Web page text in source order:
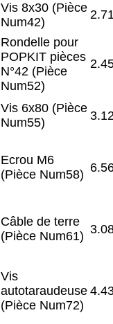
Vis 8x30 (Pièce
Num42)
Rondelle pour
POPKIT pièces
N°42 (Pièce
Num52)
Vis 6x80 (Pièce
Num55)
Ecrou M6
(Pièce Num58)
Câble de terre
(Pièce Num61)
Vis
autotaraudeuse
(Pièce Num72)